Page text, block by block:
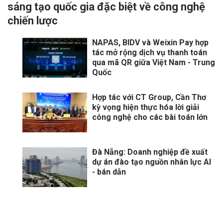
sáng tạo quốc gia đặc biệt về công nghệ
chiến lược
NAPAS, BIDV và Weixin Pay hợp
tác mở rộng dịch vụ thanh toán
qua mã QR giữa Việt Nam - Trung
Quốc
Hợp tác với CT Group, Cần Thơ
kỳ vọng hiện thực hóa lời giải
công nghệ cho các bài toán lớn
Đà Nẵng: Doanh nghiệp đề xuất
dự án đào tạo nguồn nhân lực AI
- bán dẫn